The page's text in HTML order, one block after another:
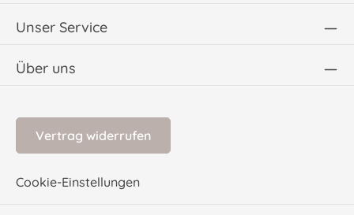
Unser Service
Über uns
Vertrag widerrufen
Cookie-Einstellungen